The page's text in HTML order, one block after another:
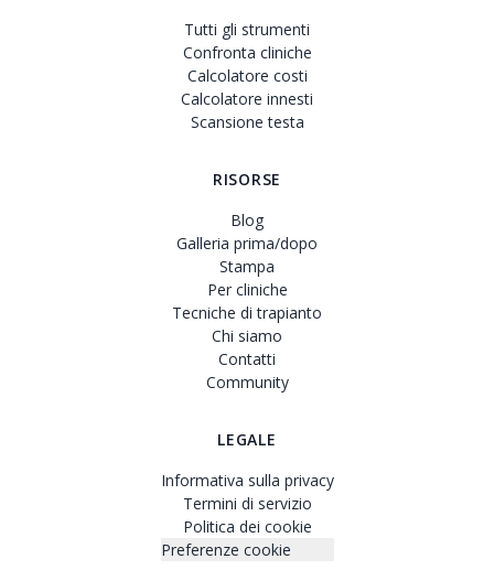
Tutti gli strumenti
Confronta cliniche
Calcolatore costi
Calcolatore innesti
Scansione testa
RISORSE
Blog
Galleria prima/dopo
Stampa
Per cliniche
Tecniche di trapianto
Chi siamo
Contatti
Community
LEGALE
Informativa sulla privacy
Termini di servizio
Politica dei cookie
Preferenze cookie